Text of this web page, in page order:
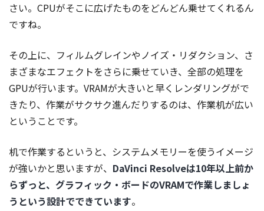
さい。CPUがそこに広げたものをどんどん乗せてくれるん
ですね。
その上に、フィルムグレインやノイズ・リダクション、さ
まざまなエフェクトをさらに乗せていき、全部の処理を
GPUが行います。VRAMが大きいと早くレンダリングがで
きたり、作業がサクサク進んだりするのは、作業机が広い
ということです。
机で作業するというと、システムメモリーを使うイメージ
が強いかと思いますが、 DaVinci Resolveは10年以上前か
らずっと、グラフィック・ボードのVRAMで作業しましょ
うという設計でできています。